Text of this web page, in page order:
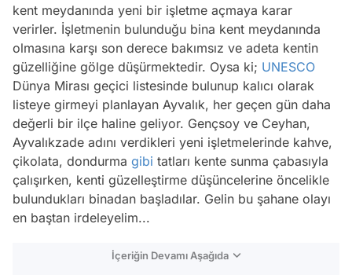
kent meydanında yeni bir işletme açmaya karar
verirler. İşletmenin bulunduğu bina kent meydanında
olmasına karşı son derece bakımsız ve adeta kentin
güzelliğine gölge düşürmektedir. Oysa ki; UNESCO
Dünya Mirası geçici listesinde bulunup kalıcı olarak
listeye girmeyi planlayan Ayvalık, her geçen gün daha
değerli bir ilçe haline geliyor. Gençsoy ve Ceyhan,
Ayvalıkzade adını verdikleri yeni işletmelerinde kahve,
çikolata, dondurma gibi tatları kente sunma çabasıyla
çalışırken, kenti güzelleştirme düşüncelerine öncelikle
bulundukları binadan başladılar. Gelin bu şahane olayı
en baştan irdeleyelim...
İçeriğin Devamı Aşağıda